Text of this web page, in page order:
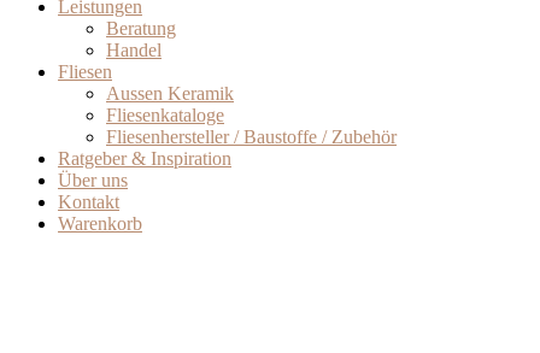
Leistungen
Beratung
Handel
Fliesen
Aussen Keramik
Fliesenkataloge
Fliesenhersteller / Baustoffe / Zubehör
Ratgeber & Inspiration
Über uns
Kontakt
Warenkorb